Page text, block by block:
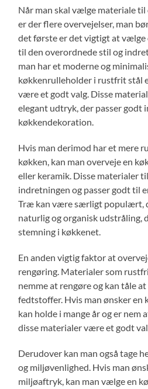
Når man skal vælge materiale
er der flere overvejelser, man
det første er det vigtigt at vælge
til den overordnede stil og
man har et moderne og
køkkenrulleholder i rustfrit stål
være et godt valg. Disse
elegant udtryk, der passer godt
køkkendekoration.
Hvis man derimod har et mere
køkken, kan man overveje en
eller keramik. Disse materialer
indretningen og passer godt til
Træ kan være særligt populært,
naturlig og organisk udstråling,
stemning i køkkenet.
En anden vigtig faktor at
rengøring. Materialer som
nemme at rengøre og kan tåle
fedtstoffer. Hvis man ønsker en
kan holde i mange år og er nem
disse materialer være et godt
Derudover kan man også tage
og miljøvenlighed. Hvis man
miljøaftryk, kan man vælge en